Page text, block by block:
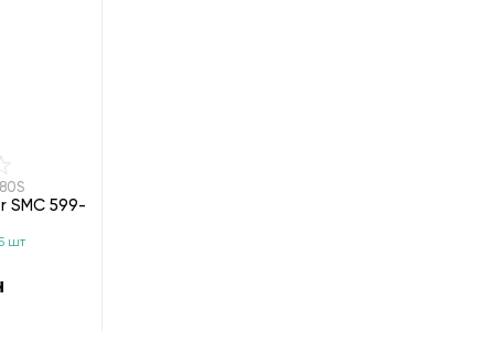
SMC 599-
шт